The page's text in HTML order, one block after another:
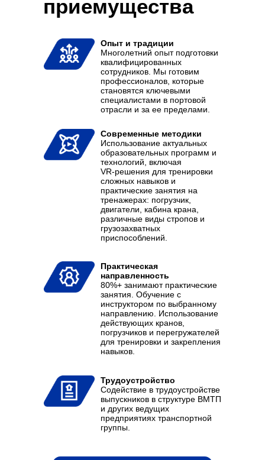
Опыт и традиции
Многолетний опыт подготовки
квалифицированных
сотрудников. Мы готовим
профессионалов, которые
становятся ключевыми
специалистами в портовой
отрасли и за ее пределами.
Современные методики
Использование актуальных
образовательных программ и
технологий, включая
VR-решения для тренировки
сложных навыков и
практические занятия на
тренажерах: погрузчик,
двигатели, кабина крана,
различные виды стропов и
грузозахватных
приспособлений.
Практическая
направленность
80%+ занимают практические
занятия. Обучение с
инструктором по выбранному
направлению. Использование
действующих кранов,
погрузчиков и перегружателей
для тренировки и закрепления
навыков.
Трудоустройство
Содействие в трудоустройстве
выпускников в структуре ВМТП
и других ведущих
предприятиях транспортной
группы.
приемущества